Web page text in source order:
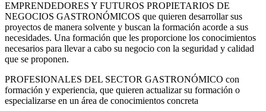
EMPRENDEDORES Y FUTUROS PROPIETARIOS DE
NEGOCIOS GASTRONÓMICOS que quieren desarrollar sus
proyectos de manera solvente y buscan la formación acorde a sus
necesidades. Una formación que les proporcione los conocimientos
necesarios para llevar a cabo su negocio con la seguridad y calidad
que se proponen.
PROFESIONALES DEL SECTOR GASTRONÓMICO con
formación y experiencia, que quieren actualizar su formación o
especializarse en un área de conocimientos concreta